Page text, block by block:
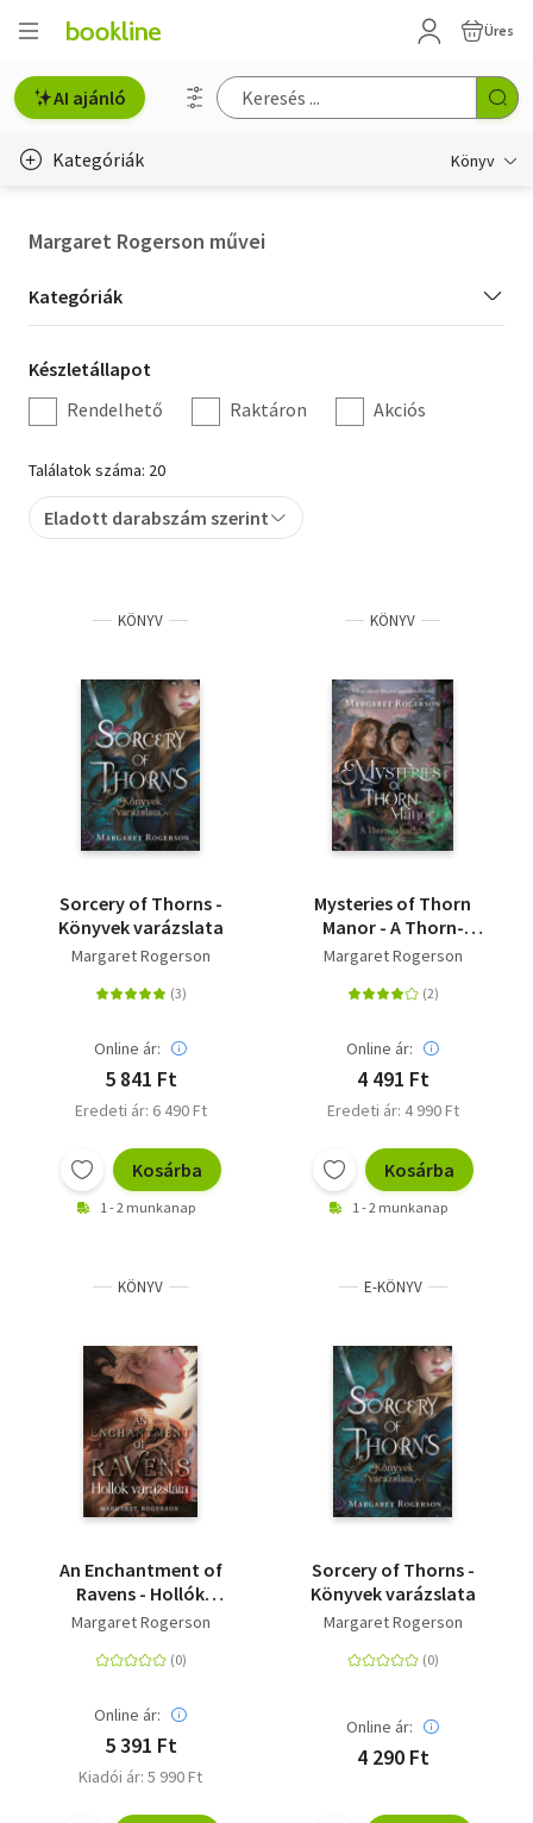
Üres
AI ajánló
Kategóriák Könyv
Hobbi, szabadidő
Irodalom
Művészet
Szakkönyv
Tankönyv, segédkönyv
Társadalomtudomány
Természettudomány
Történelem
Margaret Rogerson művei
Kategória
szűrés
Kategóriák
Készletállapot
szűrés
Készletállapot
Rendelhető
Raktáron Akciós
Találatok száma: 20
Eladott darabszám szerint
KÖNYV
Sorcery of Thorns -
Könyvek varázslata
Margaret Rogerson
Online ár:
5 841 Ft
Eredeti ár: 6 490 Ft
Kosárba
1 - 2 munkanap
KÖNYV
Mysteries of Thorn
Manor - A Thorn-
udvarház rejtélye
Margaret Rogerson
Online ár:
4 491 Ft
Eredeti ár: 4 990 Ft
Kosárba
1 - 2 munkanap
KÖNYV
An Enchantment of
Ravens - Hollók
varázslata
Margaret Rogerson
Online ár:
5 391 Ft
Kiadói ár: 5 990 Ft
E-KÖNYV
Sorcery of Thorns -
Könyvek varázslata
Margaret Rogerson
Online ár:
4 290 Ft